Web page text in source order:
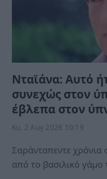
Νταϊάνα: Αυτό
συνεχώς στον
έβλεπα στον
Κυ, 2 Αυγ 2026 10:19
Σαράνταπεντε
από το βασιλικό